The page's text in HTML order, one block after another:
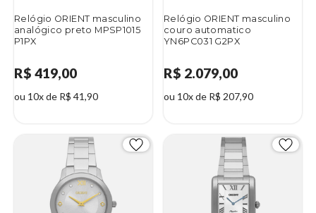
Relógio ORIENT masculino
analógico preto MPSP1015
P1PX
R$ 419,00
ou 10x de R$ 41,90
Relógio ORIENT masculino
couro automatico
YN6PC031 G2PX
R$ 2.079,00
ou 10x de R$ 207,90